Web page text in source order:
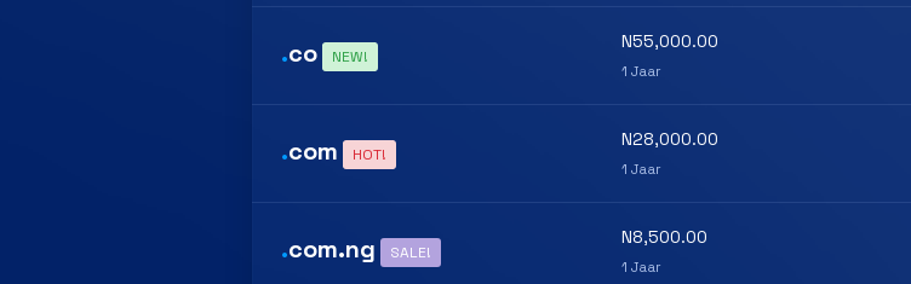
.co NEW!
N55,000.00
1 Jaar
.com HOT!
N28,000.00
1 Jaar
.com.ng SALE!
N8,500.00
1 Jaar